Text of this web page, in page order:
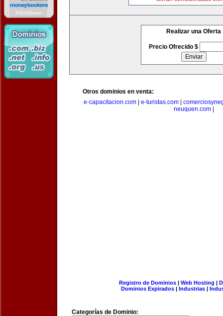
Realizar una Oferta
Precio Ofrecido $
Otros dominios en venta:
e-capacitacion.com
e-turistas.com
neuquen.com|
Registro de Dominios| Web Hosting |
Dominios Expirados | Industrias |
Categorías de Dominio: